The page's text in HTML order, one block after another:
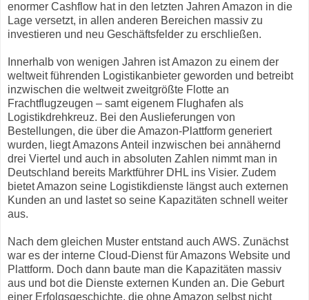
enormer Cashflow hat in den letzten Jahren Amazon in die
Lage versetzt, in allen anderen Bereichen massiv zu
investieren und neu Geschäftsfelder zu erschließen.
Innerhalb von wenigen Jahren ist Amazon zu einem der
weltweit führenden Logistikanbieter geworden und betreibt
inzwischen die weltweit zweitgrößte Flotte an
Frachtflugzeugen – samt eigenem Flughafen als
Logistikdrehkreuz. Bei den Auslieferungen von
Bestellungen, die über die Amazon-Plattform generiert
wurden, liegt Amazons Anteil inzwischen bei annähernd
drei Viertel und auch in absoluten Zahlen nimmt man in
Deutschland bereits Marktführer DHL ins Visier. Zudem
bietet Amazon seine Logistikdienste längst auch externen
Kunden an und lastet so seine Kapazitäten schnell weiter
aus.
Nach dem gleichen Muster entstand auch AWS. Zunächst
war es der interne Cloud-Dienst für Amazons Website und
Plattform. Doch dann baute man die Kapazitäten massiv
aus und bot die Dienste externen Kunden an. Die Geburt
einer Erfolgsgeschichte, die ohne Amazon selbst nicht